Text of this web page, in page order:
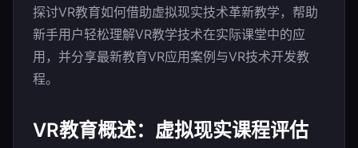
探讨VR教育如何借助虚拟现实技术革新教学，帮助
新手用户轻松理解VR教学技术在实际课堂中的应
用，并分享最新教育VR应用案例与VR技术开发教
程。
VR教育概述：虚拟现实课程评估